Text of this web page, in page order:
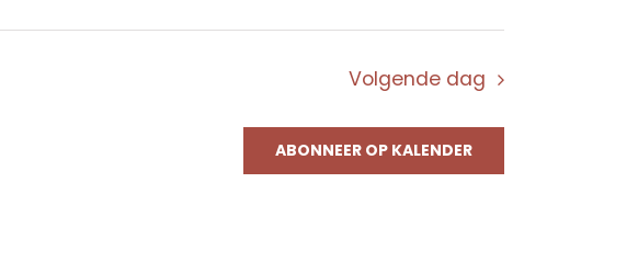
Volgende dag
ABONNEER OP KALENDER